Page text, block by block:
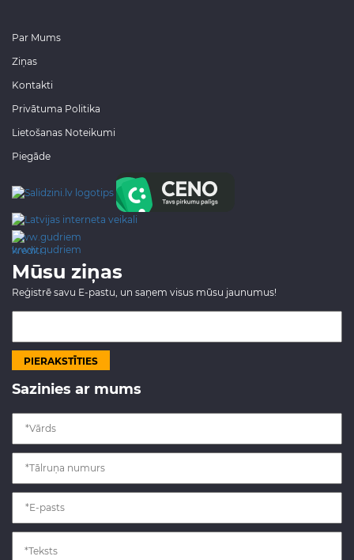
Par Mums
Ziņas
Kontakti
Privātuma Politika
Lietošanas Noteikumi
Piegāde
www.gudriem.lv/atrie-
krediti
Mūsu ziņas
Reģistrē savu E-pastu, un saņem visus mūsu jaunumus!
Sazinies ar mums